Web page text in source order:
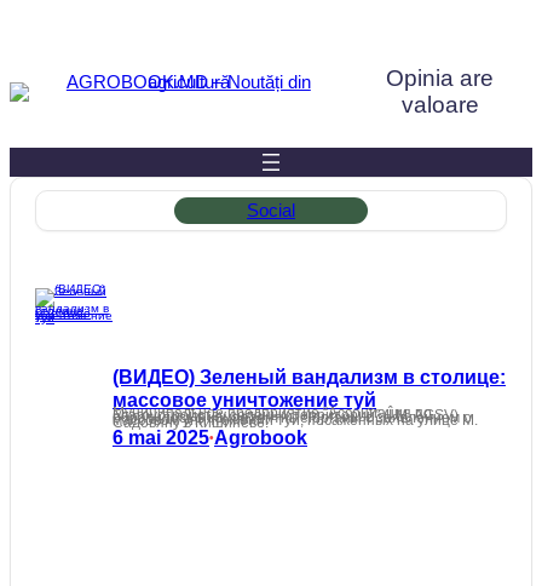
conținut
Opinia are
valoare
Social
(ВИДЕО) Зеленый вандализм в столице:
массовое уничтожение туй
Муниципальное предприятие “Ассоциация по благоустройству зеленых территорий” (Î.M. AGSV) обратилось в компетентные органы с заявлением о массовом уничтожении туй, посаженных на улице М. Садовяну в Кишинёве.
6 mai 2025•Agrobook